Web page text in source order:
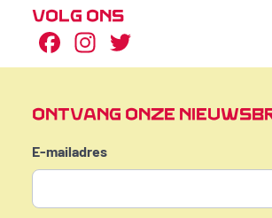
VOLG ONS
Facebook
Instagram
ONTVANG ONZE
E-mailadres